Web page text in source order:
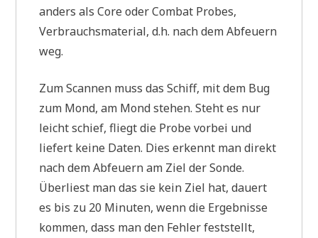
anders als Core oder Combat Probes,
Verbrauchsmaterial, d.h. nach dem Abfeuern
weg.
Zum Scannen muss das Schiff, mit dem Bug
zum Mond, am Mond stehen. Steht es nur
leicht schief, fliegt die Probe vorbei und
liefert keine Daten. Dies erkennt man direkt
nach dem Abfeuern am Ziel der Sonde.
Überliest man das sie kein Ziel hat, dauert
es bis zu 20 Minuten, wenn die Ergebnisse
kommen, dass man den Fehler feststellt,